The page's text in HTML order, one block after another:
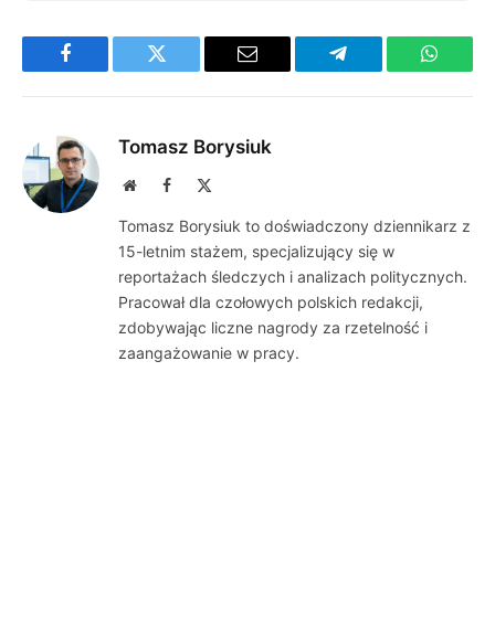
Facebook Twitter Email Telegram
Tomasz Borysiuk
WebsiteFacebook
Tomasz Borysiuk to doświadczony dziennikarz z
15-letnim stażem, specjalizujący się w
reportażach śledczych i analizach politycznych.
Pracował dla czołowych polskich redakcji,
zdobywając liczne nagrody za rzetelność i
zaangażowanie w pracy.